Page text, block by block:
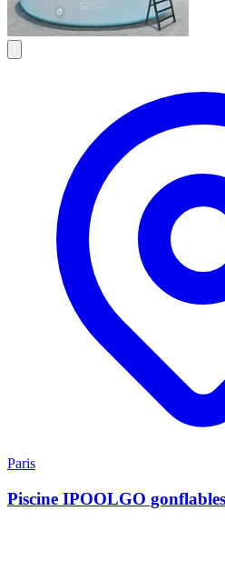
Paris
Piscine IPOOLGO